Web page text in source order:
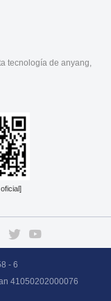
tecnología de anyang,
- 6
41050202000076